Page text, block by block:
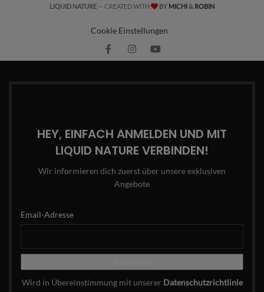
LIQUID NATURE — CREATED WITH BY MICHI& ROBIN
Cookie Einstellungen
HEY, EINFACH ANMELDEN UND MIT
LIQUID NATURE VERBINDEN!
Wir informieren dich zuerst über unsere exklusiven
Angebote
Email-Adresse
Wird in Übereinstimmung mit unserer Datenschutzrichtlinie